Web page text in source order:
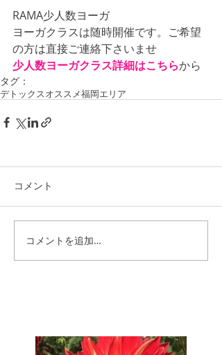
RAMA少人数ヨーガ
ヨーガクラスは随時開催です。ご希望
の方は直接ご連絡下さいませ
少人数ヨーガクラス詳細はこちらから
タグ：
デトックスオススメ福岡エリア
コメント
コメントを追加…